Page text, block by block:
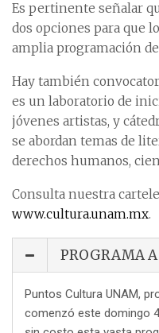
Es pertinente señalar
dos opciones para que
amplia programación
Hay también
es un laboratorio de
jóvenes artistas, y
se abordan temas de
derechos humanos,
Consulta nuestra
www.cultura.unam.mx.
PROGRAMA A
Puntos Cultura UNAM,
comenzó este domingo